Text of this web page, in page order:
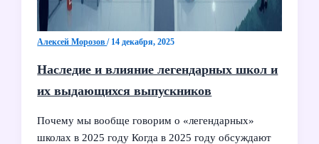
Алексей Морозов/ 14 декабря, 2025
Наследие и влияние легендарных школ и
их выдающихся выпускников
Почему мы вообще говорим о «легендарных»
школах в 2025 году Когда в 2025 году обсуждают